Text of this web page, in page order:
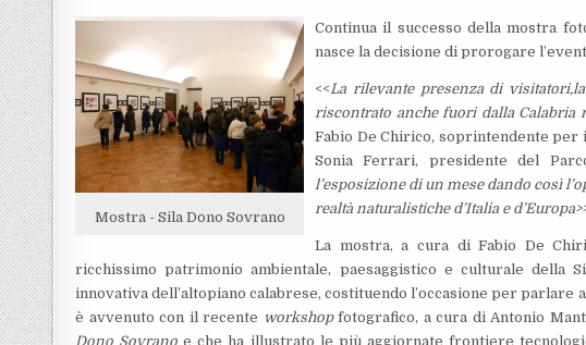
Mostra - Sila Dono Sovrano
Continua il successo della mostra
nasce la decisione di prorogare
<<La rilevante presenza di
riscontrato anche fuori dalla Calabria
Fabio De Chirico, soprintendente
Sonia Ferrari, presidente del
l’esposizione di un mese dando così
realtà naturalistiche d’Italia e d’Europa
La mostra, a cura di Fabio De
ricchissimo patrimonio ambientale, paesaggistico e culturale della
innovativa dell’altopiano calabrese, costituendo l’occasione per parlare
è avvenuto con il recente workshopfotografico, a cura di Antonio
Dono Sovranoe che ha illustrato le più aggiornate frontiere